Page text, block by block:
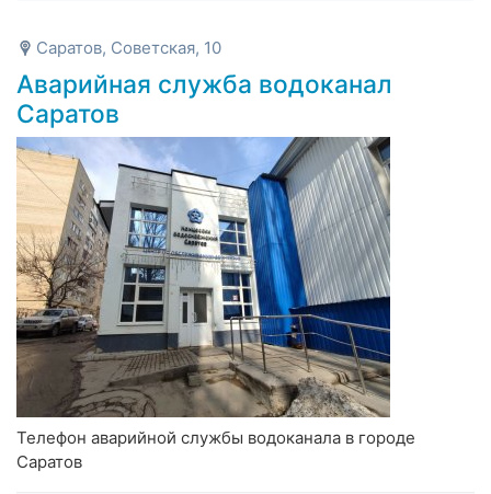
Саратов, Советская, 10
Аварийная служба водоканал
Саратов
Телефон аварийной службы водоканала в городе
Саратов